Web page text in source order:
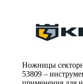
Ножницы
53809 –